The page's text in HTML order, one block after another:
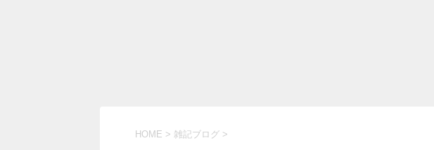
HOME > 雑記ブログ >